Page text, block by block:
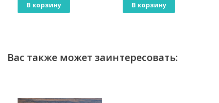
В корзину В корзину
Вас также может заинтересовать: